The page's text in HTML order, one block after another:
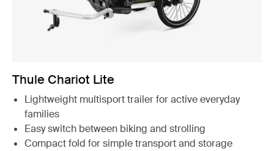
Thule Chariot Lite
Lightweight multisport trailer for active everyday
families
Easy switch between biking and strolling
Compact fold for simple transport and storage